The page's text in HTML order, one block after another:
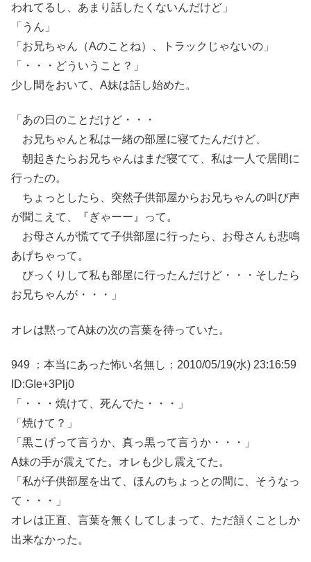
われてるし、あまり話したくないんだけど」
「うん」
「お兄ちゃん（Aのことね）、トラックじゃないの」
「・・・どういうこと？」
少し間をおいて、A妹は話し始めた。
「あの日のことだけど・・・
お兄ちゃんと私は一緒の部屋に寝てたんだけど、
朝起きたらお兄ちゃんはまだ寝てて、私は一人で居間に
行ったの。
ちょっとしたら、突然子供部屋からお兄ちゃんの叫び声
が聞こえて、『ぎゃーー』って。
お母さんが慌てて子供部屋に行ったら、お母さんも悲鳴
あげちゃって。
びっくりして私も部屋に行ったんだけど・・・そしたら
お兄ちゃんが・・・」
オレは黙ってA妹の次の言葉を待っていた。
949 ：本当にあった怖い名無し：2010/05/19(水) 23:16:59
ID:GIe+3Plj0
「・・・焼けて、死んでた・・・」
「焼けて？」
「黒こげって言うか、真っ黒って言うか・・・」
A妹の手が震えてた。オレも少し震えてた。
「私が子供部屋を出て、ほんのちょっとの間に、そうなっ
て・・・」
オレは正直、言葉を無くしてしまって、ただ頷くことしか
出来なかった。